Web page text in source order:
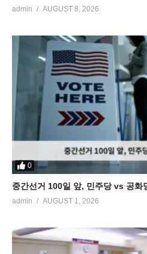
admin AUGUST 8, 2026
0
중간선거 100일 앞, 민주당 vs 공화
admin AUGUST 1, 2026